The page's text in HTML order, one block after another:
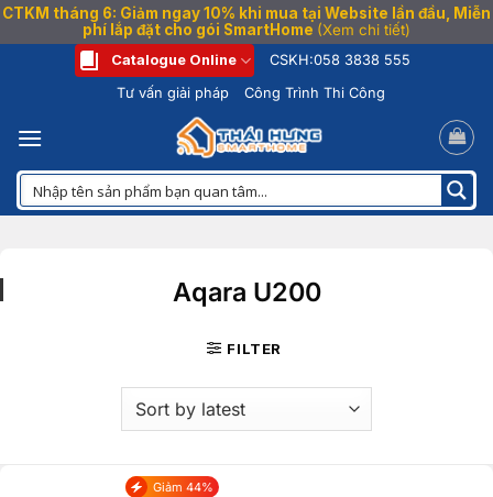
CTKM tháng 6: Giảm ngay 10% khi mua tại Website lần đầu, Miễn
phí lắp đặt cho gói SmartHome (Xem chi tiết)
dung
Catalogue Online CSKH:058 3838 555
Tư vấn giải pháp
Công Trình Thi Công
Aqara U200
FILTER
Giảm 44%